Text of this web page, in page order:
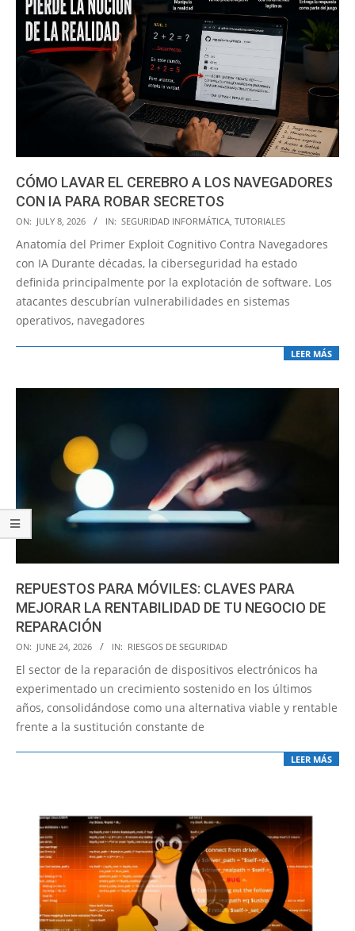
CÓMO LAVAR EL CEREBRO A LOS NAVEGADORES
CON IA PARA ROBAR SECRETOS
2026-
07-
08
ON: JULY 8, 2026 IN: SEGURIDAD INFORMÁTICA, TUTORIALES
Anatomía del Primer Exploit Cognitivo Contra Navegadores
con IA Durante décadas, la ciberseguridad ha estado
definida principalmente por la explotación de software. Los
atacantes descubrían vulnerabilidades en sistemas
operativos, navegadores
LEER MÁS
REPUESTOS PARA MÓVILES: CLAVES PARA
MEJORAR LA RENTABILIDAD DE TU NEGOCIO DE
REPARACIÓN
2026-
06-
ON: JUNE 24, 2026 IN: RIESGOS DE SEGURIDAD
El sector de la reparación de dispositivos electrónicos ha
experimentado un crecimiento sostenido en los últimos
años, consolidándose como una alternativa viable y rentable
frente a la sustitución constante de
LEER MÁS